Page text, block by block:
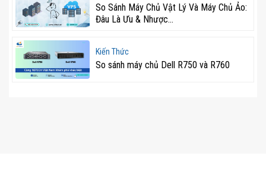
So Sánh Máy Chủ Vật Lý Và Máy Chủ Ảo:
Đâu Là Ưu & Nhược...
Kiến Thức
So sánh máy chủ Dell R750 và R760